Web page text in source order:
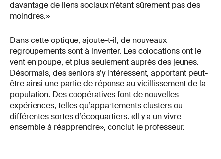
davantage de liens sociaux n’étant sûrement pas des
moindres.»
Dans cette optique, ajoute-t-il, de nouveaux
regroupements sont à inventer. Les colocations ont le
vent en poupe, et plus seulement auprès des jeunes.
Désormais, des seniors s’y intéressent, apportant peut-
être ainsi une partie de réponse au vieillissement de la
population. Des coopératives font de nouvelles
expériences, telles qu’appartements clusters ou
différentes sortes d’écoquartiers. «Il y a un vivre-
ensemble à réapprendre», conclut le professeur.